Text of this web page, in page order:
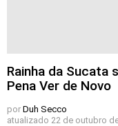
Rainha da Sucata
Pena Ver de Novo
por Duh Secco
atualizado 22 de outubro